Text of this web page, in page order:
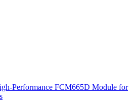
Performance FCM665D Module for